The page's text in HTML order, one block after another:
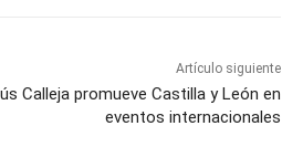
Artículo siguiente
Calleja promueve Castilla y León en
eventos internacionales